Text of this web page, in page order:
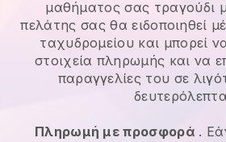
μαθήματος σας τραγούδι
πελάτης σας θα ειδοποιηθεί
ταχυδρομείου και μπορεί
στοιχεία πληρωμής και να
παραγγελίες του σε
δευτερόλεπτα
Πληρωμή με προσφορά .